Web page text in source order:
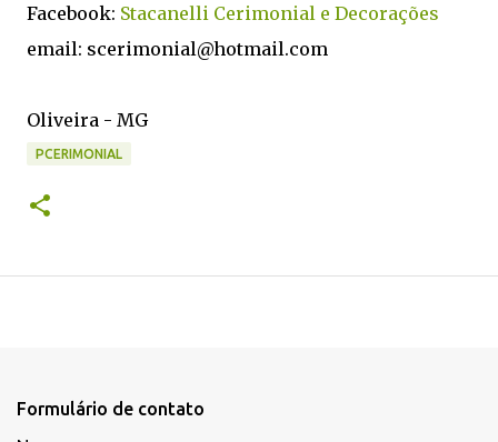
Facebook: Stacanelli Cerimonial e Decorações
email: scerimonial@hotmail.com
Oliveira - MG
PCERIMONIAL
Formulário de contato